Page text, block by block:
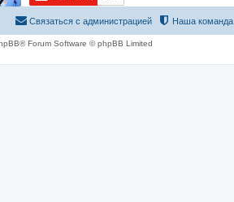
Наша команда
Связаться с администрацией
Forum Software © phpBB Limited